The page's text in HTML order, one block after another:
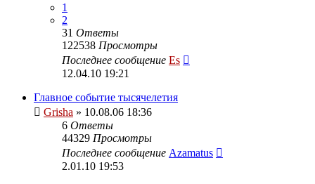
1
2
31 Ответы
122538 Просмотры
Последнее сообщение Es
12.04.10 19:21
Главное событие тысячелетия
Grisha » 10.08.06 18:36
6 Ответы
44329 Просмотры
Последнее сообщение Azamatus
2.01.10 19:53